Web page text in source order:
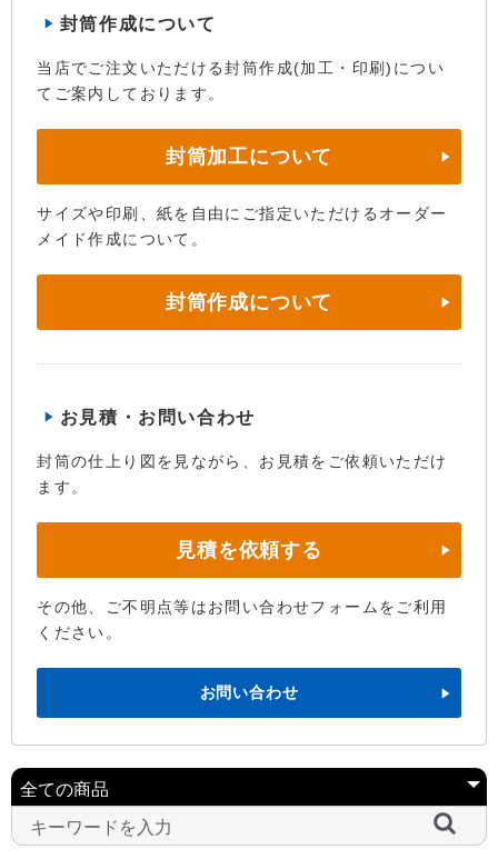
封筒作成について
当店でご注文いただける封筒作成(加工・印刷)につい
てご案内しております。
封筒加工について
サイズや印刷、紙を自由にご指定いただけるオーダー
メイド作成について。
封筒作成について
お見積・お問い合わせ
封筒の仕上り図を見ながら、お見積をご依頼いただけ
ます。
見積を依頼する
その他、ご不明点等はお問い合わせフォームをご利用
ください。
お問い合わせ